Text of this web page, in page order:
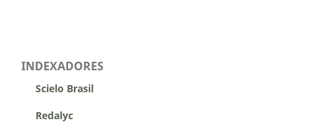
INDEXADORES
Scielo Brasil
Redalyc